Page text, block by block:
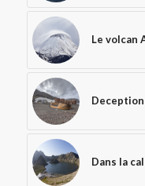
Le volcan
Dans la